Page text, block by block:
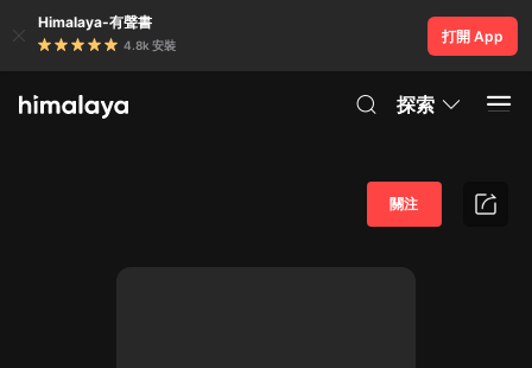
Himalaya-有聲書
4.8k 安裝
打開 App
探索
關注